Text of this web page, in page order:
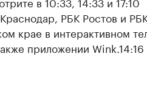
РБК Ростов и
крае в интерактивном
приложении Wink.14:16